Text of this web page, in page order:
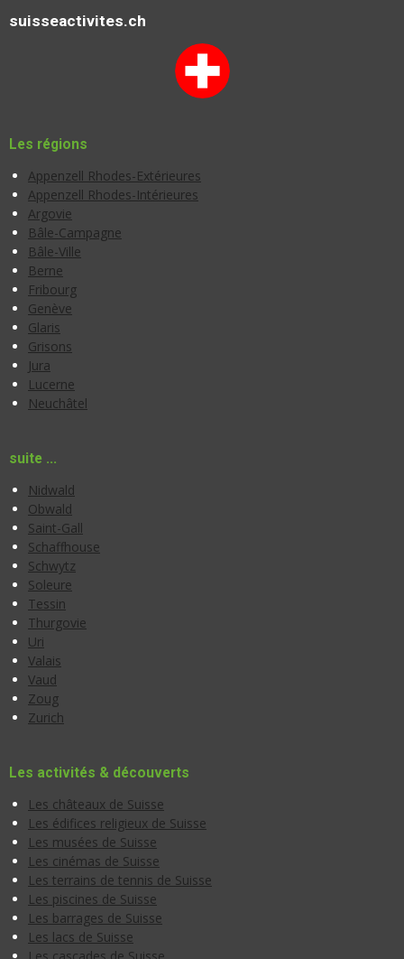
suisseactivites.ch
Les régions
Appenzell Rhodes-Extérieures
Appenzell Rhodes-Intérieures
Argovie
Bâle-Campagne
Bâle-Ville
Berne
Fribourg
Genève
Glaris
Grisons
Jura
Lucerne
Neuchâtel
suite ...
Nidwald
Obwald
Saint-Gall
Schaffhouse
Schwytz
Soleure
Tessin
Thurgovie
Uri
Valais
Vaud
Zoug
Zurich
Les activités & découverts
Les châteaux de Suisse
Les édifices religieux de Suisse
Les musées de Suisse
Les cinémas de Suisse
Les terrains de tennis de Suisse
Les piscines de Suisse
Les barrages de Suisse
Les lacs de Suisse